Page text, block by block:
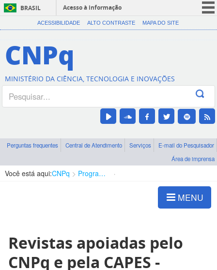
BRASIL
Acesso à informação
CORONAVÍRUS (COVID-19)
Canais
ACESSIBILIDADE ALTO CONTRASTE MAPA DO SITE
CNPq
MINISTÉRIO DA CIÊNCIA, TECNOLOGIA E INOVAÇÕES
Perguntas frequentes Central de Atendimento Serviços
E-mail do Pesquisador
Área de imprensa
Você está aqui:CNPq Programa Editorial
MENU
Revistas apoiadas pelo
CNPq e pela CAPES -